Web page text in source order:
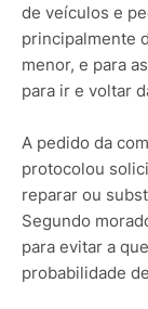
de veículos e
principalmente
menor, e para
para ir e voltar
A pedido da
protocolou
reparar ou
Segundo
para evitar a
probabilidade